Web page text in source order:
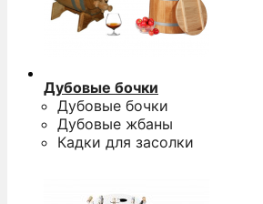
Дубовые бочки
Дубовые бочки
Дубовые жбаны
Кадки для засолки